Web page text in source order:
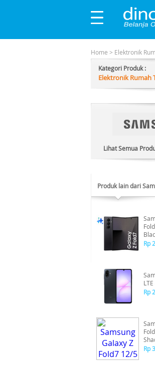
Home > Elektronik
Kategori Produk :
Elektronik Rumah
Lihat Semua
Produk lain dari
Rp
Rp
Rp